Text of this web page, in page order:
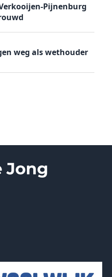
Pijnenburg
weg als wethouder